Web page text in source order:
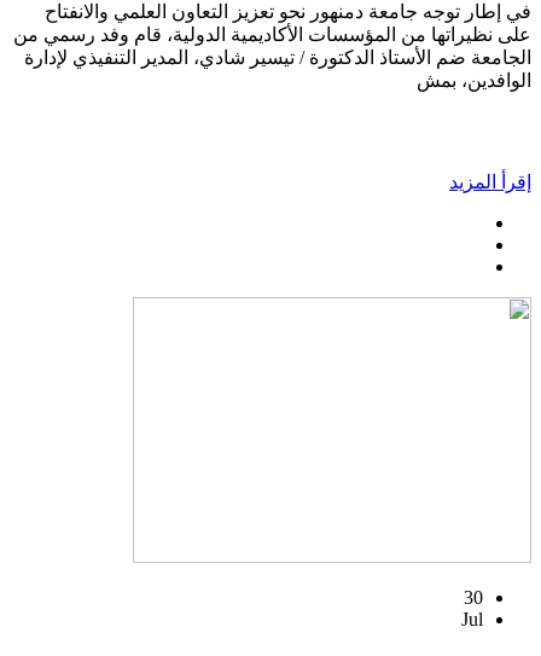
في إطار توجه جامعة دمنهور نحو تعزيز التعاون العلمي والانفتاح
على نظيراتها من المؤسسات الأكاديمية الدولية، قام وفد رسمي من
الجامعة ضم الأستاذ الدكتورة / تيسير شادي، المدير التنفيذي لإدارة
الوافدين، بمش
إقرأ المزيد
30
Jul